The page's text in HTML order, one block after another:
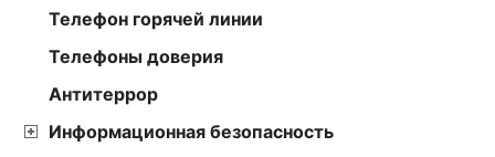
Телефон горячей линии
Телефоны доверия
Антитеррор
Информационная безопасность